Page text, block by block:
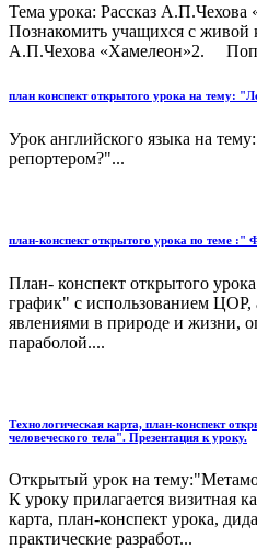
Тема урока: Рассказ
Познакомить учащихся с живой
А.П.Чехова «Хамелеон»2.
план конспект открытого урока на тему:
Урок английского языка на
репортером?"...
план-конспект открытого урока по теме :"
План- конспект открытого
график" с использованием ЦОР,
явлениями в природе и жизни,
параболой....
Технологическая карта, план-конспект
человеческого тела". Презентация к уроку.
Открытый урок на
К уроку прилагается визитная
карта, план-конспект урока,
практические разработ...